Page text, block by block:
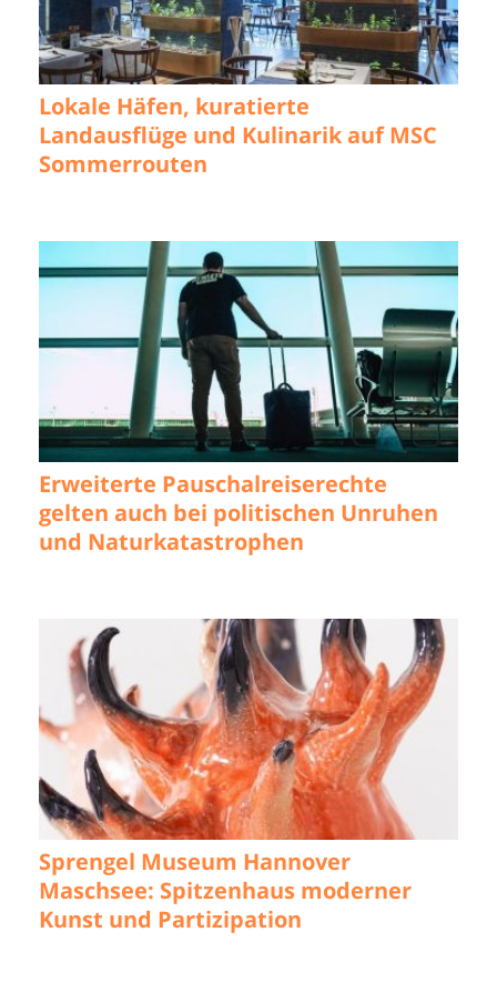
Lokale Häfen, kuratierte
Landausflüge und Kulinarik auf MSC
Sommerrouten
Erweiterte Pauschalreiserechte
gelten auch bei politischen Unruhen
und Naturkatastrophen
Sprengel Museum Hannover
Maschsee: Spitzenhaus moderner
Kunst und Partizipation